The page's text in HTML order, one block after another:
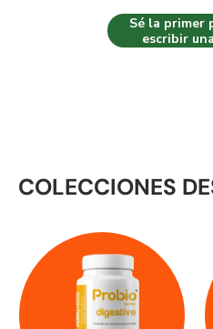
Sé la primer
escribir
COLECCIONES